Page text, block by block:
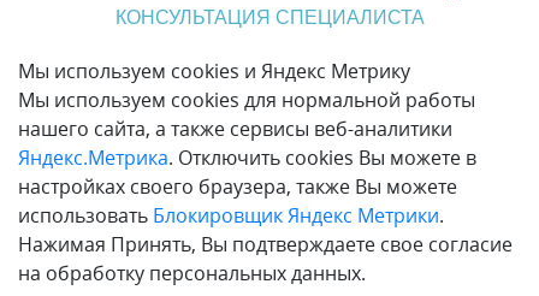
КОНСУЛЬТАЦИЯ СПЕЦИАЛИСТА
Мы используем cookies и Яндекс Метрику
Мы используем cookies для нормальной работы
нашего сайта, а также сервисы веб-аналитики
Яндекс.Метрика. Отключить cookies Вы можете в
настройках своего браузера, также Вы можете
использовать Блокировщик Яндекс Метрики.
Нажимая Принять, Вы подтверждаете свое согласие
на обработку персональных данных.